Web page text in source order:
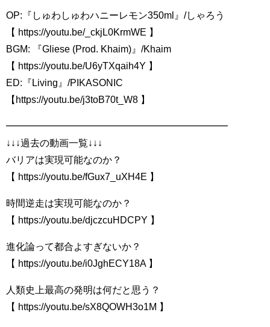
OP:『しゅわしゅわハニーレモン350ml』/しゃろう
【 https://youtu.be/_ckjL0KrmWE 】
BGM: 『Gliese (Prod. Khaim)』/Khaim
【 https://youtu.be/U6yTXqaih4Y 】
ED:『Living』/PIKASONIC
【https://youtu.be/j3toB70t_W8 】
━━━━━━━━━━━━━━━━━━━━━━━
↓↓↓過去の動画一覧↓↓↓
バリアは実現可能なのか？
【 https://youtu.be/fGux7_uXH4E 】
時間逆走は実現可能なのか？
【 https://youtu.be/djczcuHDCPY 】
進化論って都合よすぎないか？
【 https://youtu.be/i0JghECY18A 】
人類史上最高の発明は何だと思う？
【 https://youtu.be/sX8QOWH3o1M 】